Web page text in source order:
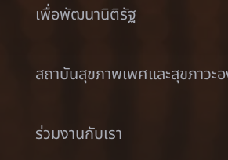
เพื่อพัฒนานิติรัฐ
สถาบันสุขภาพเพศและสุขภาวะ
ร่วมงานกับเรา